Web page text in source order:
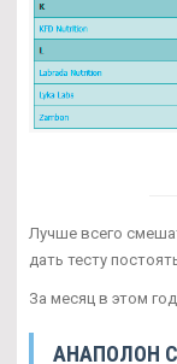
Лучше всего
дать тесту
За месяц в этом
АНАПОЛОН